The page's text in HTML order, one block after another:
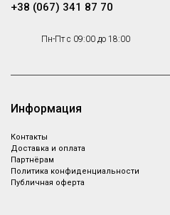
+38 (067) 341 87 70
Пн-Пт с 09:00 до 18:00
Информация
Контакты
Доставка и оплата
Партнёрам
Политика конфиденциальности
Публичная оферта